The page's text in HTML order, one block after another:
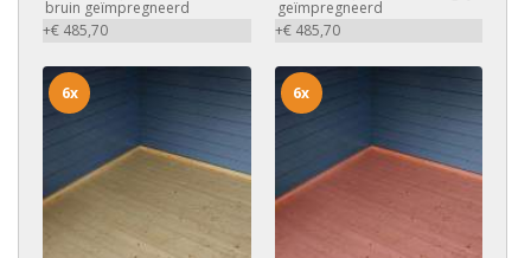
bruin geïmpregneerd
+€ 485,70
geïmpregneerd
+€ 485,70
6x 6x